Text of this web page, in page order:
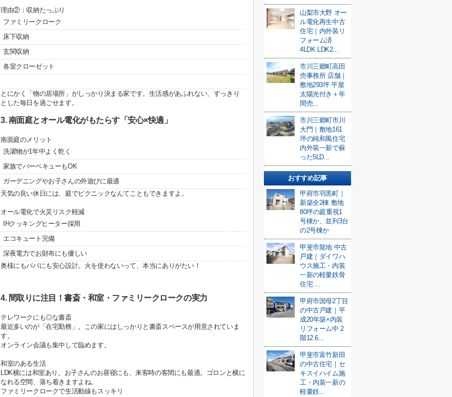
理由②：収納たっぷり
ファミリークローク
床下収納
玄関収納
各室クローゼット
とにかく「物の居場所」がしっかり決まる家です。生活感があふれない、すっきり
とした毎日を過ごせます。
3. 南面庭とオール電化がもたらす「安心×快適」
南面庭のメリット
洗濯物が1年中よく乾く
家族でバーベキューもOK
ガーデニングやお子さんの外遊びに最適
天気の良い休日には、庭でピクニックなんてこともできますよ。
オール電化で火災リスク軽減
IHクッキングヒーター採用
エコキュート完備
深夜電力でお財布にも優しい
奥様にもパパにも安心設計。火を使わないって、本当にありがたい！
4. 間取りに注目！書斎・和室・ファミリークロークの実力
テレワークにも◎な書斎
最近多いのが「在宅勤務」。この家にはしっかりと書斎スペースが用意されていま
す。
オンライン会議も集中して臨めます。
和室のある生活
LDK横には和室あり。お子さんのお昼寝にも、来客時の客間にも最適。ゴロンと横に
なれる空間、落ち着きますよね。
ファミリークロークで生活動線もスッキリ
山梨市大野 オー
ル電化再生中古
住宅｜内外装リ
フォーム済
4LDK LDK2...
市川三郷町高田
売事務所 店舗｜
敷地293坪 平屋
太陽光付き＋年
間売...
市川三郷町市川
大門｜敷地161
坪の純和風住宅
内外装一新で蘇
った5LD...
おすすめ記事
甲府市羽黒町｜
新築全2棟 敷地
80坪の庭重視1
号棟か、並列3台
の2号棟か
甲斐市龍地 中古
戸建｜ダイワハ
ウス施工・内装
一新の軽量鉄骨
住宅 ...
甲府市国母2丁目
の中古戸建｜平
成20年築×内装
リフォーム中 2
階12.6...
甲斐市富竹新田
の中古住宅｜セ
キスイハイム施
工・内装一新の
軽量鉄...